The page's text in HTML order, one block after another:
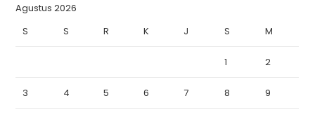
Agustus 2026
S
S R K J S M
1 2
3 4 5 6 7 8 9